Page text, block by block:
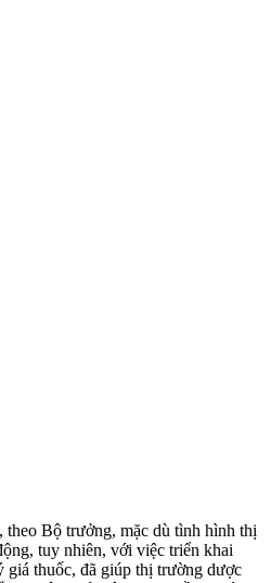
theo Bộ trưởng, mặc dù tình hình thị
tuy nhiên, với việc triển khai
giá thuốc, đã giúp thị trường dược